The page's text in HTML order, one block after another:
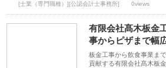
[士業（専門職種）][公認会計士事務所] 0views
有限会社髙木板金
事からピザまで幅
板金工事から飲食事業ま
貢献する有限会社髙木板